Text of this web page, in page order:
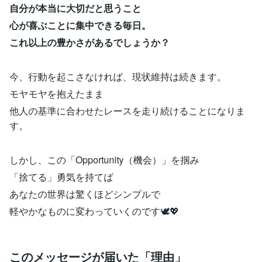
自分が本当に大切だと思うこと
心が喜ぶことに集中できる毎日。
これ以上の豊かさがあるでしょうか？
今、行動を起こさなければ、現状維持は続きます。
モヤモヤを抱えたまま
他人の基準に合わせたレースを走り続けることになりま
す。
しかし、この「Opportunity（機会）」を掴み
「捨てる」勇気を持てば
あなたの世界は驚くほどシンプルで
軽やかなものに変わっていくのです🕊️💖
このメッセージが届いた「理由」